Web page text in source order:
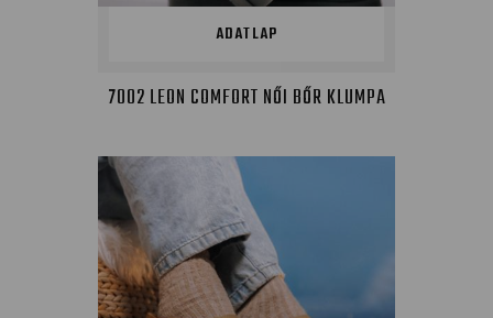
ADATLAP
7002 LEON COMFORT NŐI BŐR KLUMPA